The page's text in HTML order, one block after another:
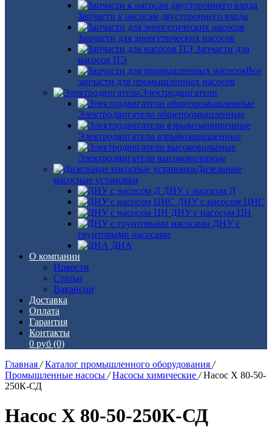
Запчасти к насосам двустороннего входа
Запчасти для энергетических насосов
Запчасти для
насосов ПЭ
Все
запчасти для промышленных насосов
Электродвигатели
Электродвигатели общепромышленные
Электродвигатели взрывозащищенные
Электродвигатели высоковольтные
Дизельные
насосные установки
ДНУ с насосом Д
ДНУ с насосом ЦНС
ДНУ с насосом ЦН
ДНУ с
грунтовыми насосами
ДНА
О компании
Новости
Статьи
Вакансии
Доставка
Оплата
Гарантия
Контакты
0 руб (0)
Главная / Каталог промышленного оборудования /
Промышленные насосы / Насосы химические / Насос Х 80-50-
250К-СД
Насос Х 80-50-250К-СД